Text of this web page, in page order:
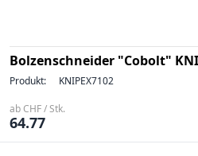
Bolzenschneider "Cobolt"
Produkt: KNIPEX7102
ab CHF / Stk.
64.77